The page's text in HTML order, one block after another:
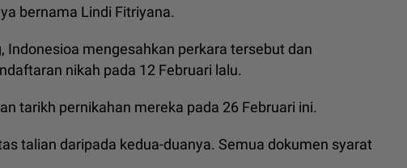
bernama Lindi Fitriyana.
Indonesioa mengesahkan perkara tersebut dan
nikah pada 12 Februari lalu.
tarikh pernikahan mereka pada 26 Februari ini.
talian daripada kedua-duanya. Semua dokumen syarat